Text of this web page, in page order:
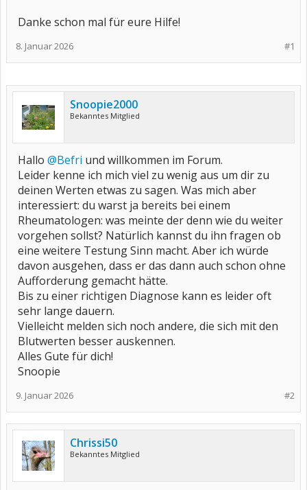
Danke schon mal für eure Hilfe!
#1
8. Januar 2026
Snoopie2000
Bekanntes Mitglied
Hallo @Befri und willkommen im Forum.
Leider kenne ich mich viel zu wenig aus um dir zu
deinen Werten etwas zu sagen. Was mich aber
interessiert: du warst ja bereits bei einem
Rheumatologen: was meinte der denn wie du weiter
vorgehen sollst? Natürlich kannst du ihn fragen ob
eine weitere Testung Sinn macht. Aber ich würde
davon ausgehen, dass er das dann auch schon ohne
Aufforderung gemacht hätte.
Bis zu einer richtigen Diagnose kann es leider oft
sehr lange dauern.
Vielleicht melden sich noch andere, die sich mit den
Blutwerten besser auskennen.
Alles Gute für dich!
Snoopie
#2
9. Januar 2026
Chrissi50
Bekanntes Mitglied